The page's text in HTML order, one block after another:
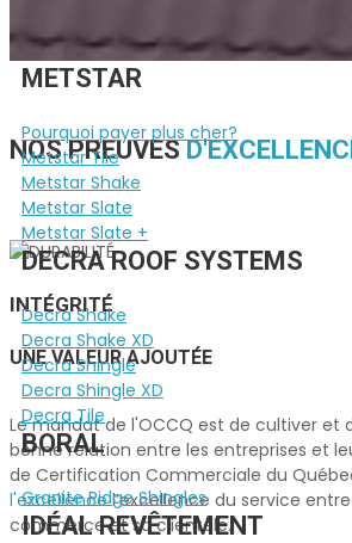
PRODUITS
METSTAR
Pourquoi payer plus cher?
Metstar Tile
Metstar Shake
Metstar Slate
Metstar Slate +
DECRA ROOF SYSTEMS
Decra Shake
Decra Shake XD
Decra Shingle
Decra Shingle XD
Decra Tile
BORAL
Granite Ridge Shingles
IDÉAL REVÊTEMENT
NOS PREUVES
INTÉGRITÉ
UNE VALEUR AJOUTÉE
Le mandat de l'OCCQ est de cultiver et
bonne relation entre les entreprises et
de Certification Commerciale du
l'excellencel’excellence du service entre
commerce et sa clientèle.